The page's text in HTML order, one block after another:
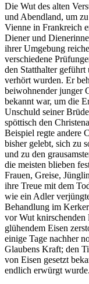
Die Wut des alten
und Abendland, um
Vienne in Frankreich
Diener und
ihrer Umgebung
verschiedene
den Statthalter
verhört wurden. Er
beiwohnender junger
bekannt war, um die
Unschuld seiner
spöttisch den
Beispiel regte andere
bisher gelebt, sich zu
und zu den
die meisten blieben
Frauen, Greise,
ihre Treue mit dem
wie ein Adler
Behandlung im
vor Wut
glühendem Eisen
einige Tage nachher
Glaubens Kraft; den
von Eisen gesetzt
endlich erwürgt wurde.